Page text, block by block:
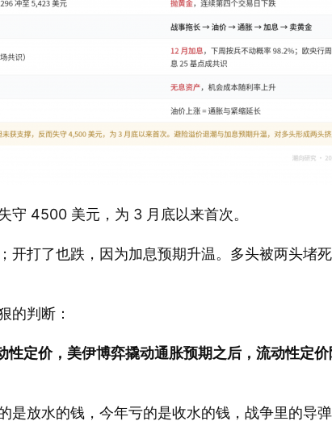
守 4500 美元，为 3 月底以来首次。
开打了也跌，因为加息预期升温。多头被两头堵
的判断：
定价，美伊博弈撬动通胀预期之后，流动性定
是放水的钱，今年亏的是收水的钱，战争里的导